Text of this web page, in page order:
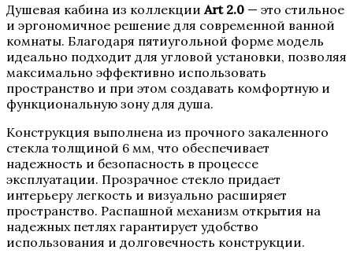
Душевая кабина из коллекции Art 2.0 — это стильное
и эргономичное решение для современной ванной
комнаты. Благодаря пятиугольной форме модель
идеально подходит для угловой установки, позволяя
максимально эффективно использовать
пространство и при этом создавать комфортную и
функциональную зону для душа.
Конструкция выполнена из прочного закаленного
стекла толщиной 6 мм, что обеспечивает
надежность и безопасность в процессе
эксплуатации. Прозрачное стекло придает
интерьеру легкость и визуально расширяет
пространство. Распашной механизм открытия на
надежных петлях гарантирует удобство
использования и долговечность конструкции.